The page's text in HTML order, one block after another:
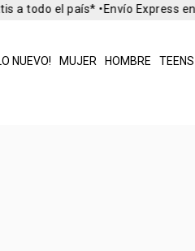
NUEVO! MUJER HOMBRE TEENS
a todo el país* •Envío Express en